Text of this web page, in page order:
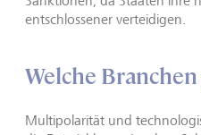
entschlossener verteidigen.
Welche
Multipolarität und